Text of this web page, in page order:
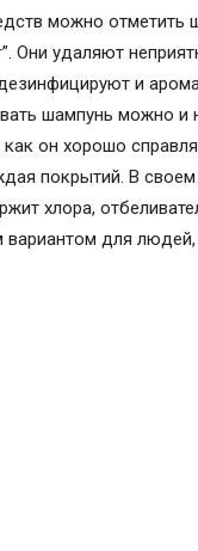
можно отметить
Они удаляют
и
шампунь можно и
как он хорошо
покрытий. В своем
хлора,
вариантом для